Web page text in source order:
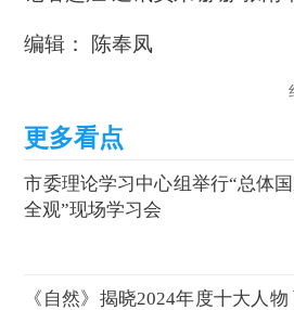
编辑： 陈奉凤
市委理论学习中心组举行“总体
全观”现场学习会
《自然》揭晓2024年度十大人物